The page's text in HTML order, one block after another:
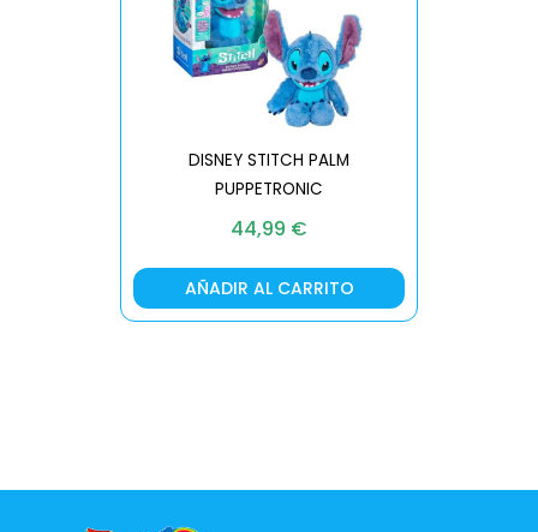
DISNEY STITCH PALM
PUPPETRONIC
44,99 €
AÑADIR AL CARRITO